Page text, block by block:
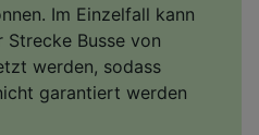
Im Einzelfall kann
Strecke Busse von
werden, sodass
garantiert werden